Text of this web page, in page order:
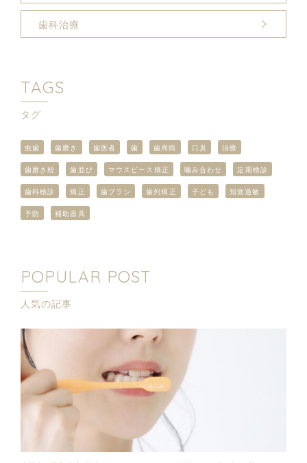
歯科治療
TAGS
タグ
虫歯 歯磨き 歯医者 歯 歯周病 口臭 治療
歯磨き粉 歯並び マウスピース矯正 噛み合わせ 定期検診
歯科検診 矯正 歯ブラシ 歯列矯正 子ども 知覚過敏
予防 補助器具
POPULAR POST
人気の記事